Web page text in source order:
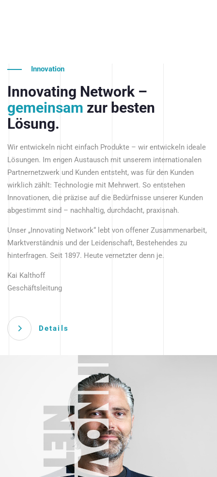
Innovation
Innovating Network –
gemeinsam zur besten
Lösung.
Wir entwickeln nicht einfach Produkte – wir entwickeln ideale
Lösungen. Im engen Austausch mit unserem internationalen
Partnernetzwerk und Kunden entsteht, was für den Kunden
wirklich zählt: Technologie mit Mehrwert. So entstehen
Innovationen, die präzise auf die Bedürfnisse unserer Kunden
abgestimmt sind – nachhaltig, durchdacht, praxisnah.
Unser „Innovating Network“ lebt von offener Zusammenarbeit,
Marktverständnis und der Leidenschaft, Bestehendes zu
hinterfragen. Seit 1897. Heute vernetzter denn je.
Kai Kalthoff
Geschäftsleitung
Details